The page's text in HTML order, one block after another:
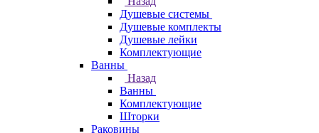
Душевые системы
Душевые комплекты
Душевые лейки
Комплектующие
Ванны
Назад
Ванны
Комплектующие
Шторки
Раковины